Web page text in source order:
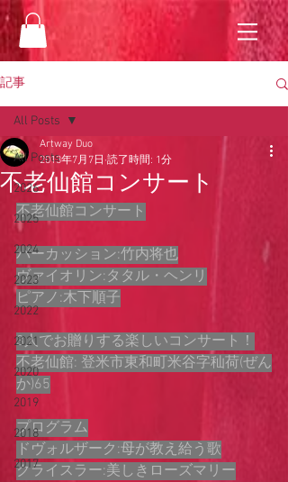
記事
All Posts
2026
2025
2024
2023
2022
2021
2020
2019
2018
2017
All Posts
不老仙館コンサート
Artway Duo
2013年7月7日 読了時間: 1分
不老仙館コンサート
パーカッション:竹内将也
ヴァイオリン:タタル・ヘンリ
ピアノ:木下順子
3人でお贈りする楽しいコンサート！
不老仙館: 登米市東和町米谷字秈荷(ぜん
か)65
プログラム
ドヴォルザーク:母が教え給う歌
クライスラー:美しきローズマリー